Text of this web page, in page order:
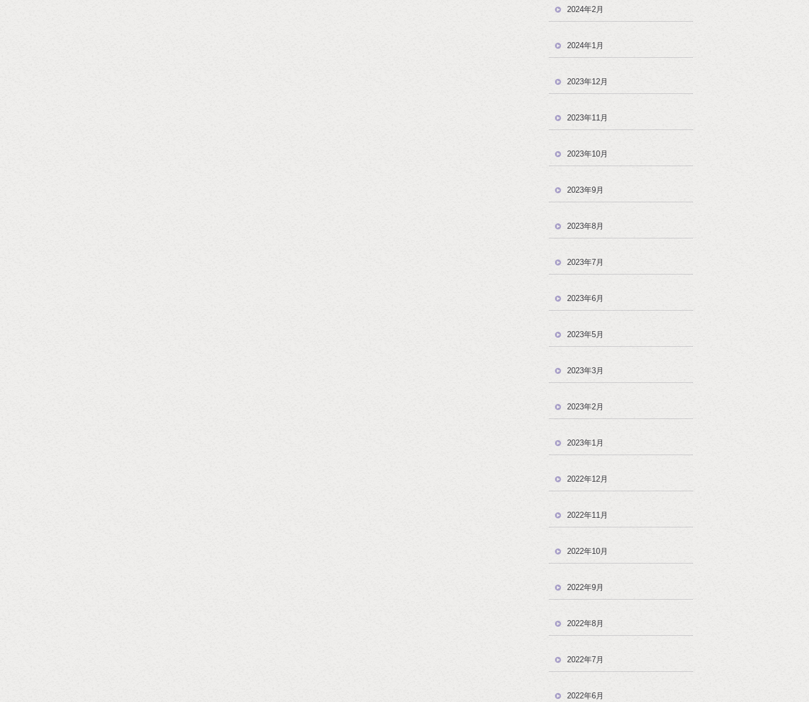
2024年2月
2024年1月
2023年12月
2023年11月
2023年10月
2023年9月
2023年8月
2023年7月
2023年6月
2023年5月
2023年3月
2023年2月
2023年1月
2022年12月
2022年11月
2022年10月
2022年9月
2022年8月
2022年7月
2022年6月